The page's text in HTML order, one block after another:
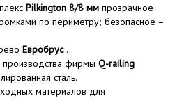
Pilkington 8/8 мм прозрачное
по периметру; безопасное –
Евробрус .
фирмы Q-railing
сталь.
материалов для